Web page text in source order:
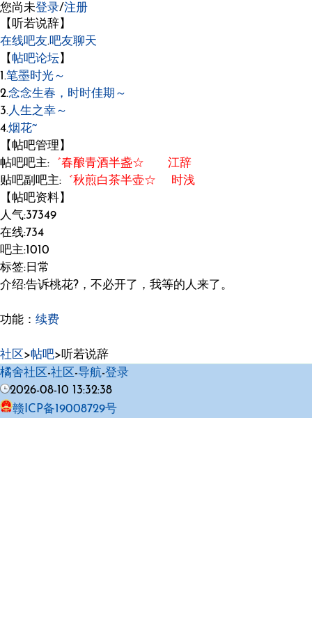
您尚未登录/注册
【听若说辞】
在线吧友.吧友聊天
【帖吧论坛】
1.笔墨时光～
2.念念生春，时时佳期～
3.人生之幸～
4.烟花~
【帖吧管理】
帖吧吧主: ゛春酿青酒半盏☆ 江辞
贴吧副吧主: ゛秋煎白茶半壶☆ 时浅
【帖吧资料】
人气:37349
在线:734
吧主:1010
标签:日常
介绍:告诉桃花?，不必开了，我等的人来了。
功能： 续费
社区 >帖吧>听若说辞
橘舍社区 -社区 -导航-登录
2026-08-10 13:32:38
赣ICP备19008729号